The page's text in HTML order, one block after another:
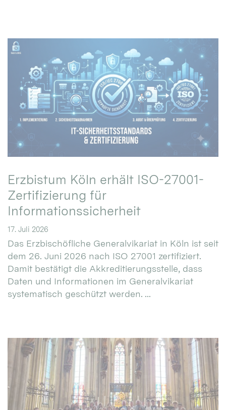
Erzbistum Köln erhält ISO-27001-
Zertifizierung für
Informationssicherheit
17. Juli 2026
Das Erzbischöfliche Generalvikariat in Köln ist seit
dem 26. Juni 2026 nach ISO 27001 zertifiziert.
Damit bestätigt die Akkreditierungsstelle, dass
Daten und Informationen im Generalvikariat
systematisch geschützt werden. ...